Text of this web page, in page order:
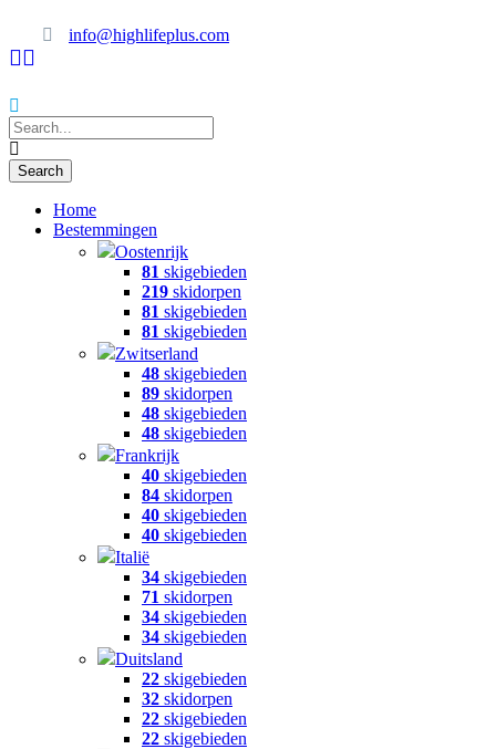
info@highlifeplus.com
Home
Bestemmingen
Oostenrijk
81 skigebieden
219 skidorpen
81 skigebieden
81 skigebieden
Zwitserland
48 skigebieden
89 skidorpen
48 skigebieden
48 skigebieden
Frankrijk
40 skigebieden
84 skidorpen
40 skigebieden
40 skigebieden
Italië
34 skigebieden
71 skidorpen
34 skigebieden
34 skigebieden
Duitsland
22 skigebieden
32 skidorpen
22 skigebieden
22 skigebieden